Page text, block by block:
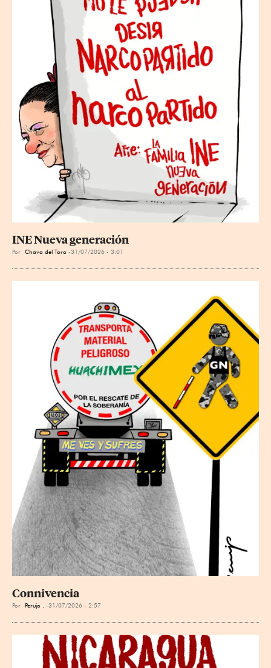
INE Nueva generación
Por Chavo del Toro 31/07/2026 - 3:01
Connivencia
Por Perujo . 31/07/2026 - 2:57